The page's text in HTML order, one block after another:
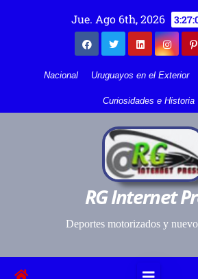
Jue. Ago 6th, 2026
Nacional Uruguayos en el Exterior
Curiosidades e Historia
RG Internet
Deportes motorizados y